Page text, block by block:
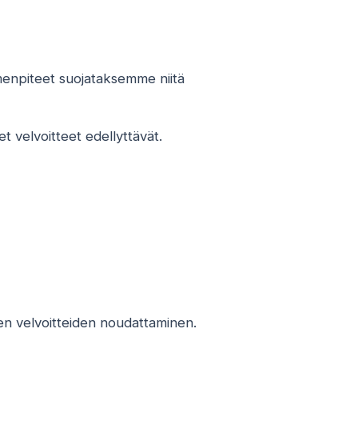
suojataksemme niitä
velvoitteet edellyttävät.
velvoitteiden noudattaminen.